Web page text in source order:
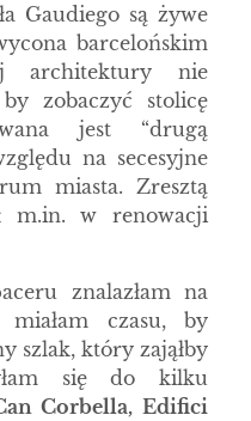
Gaudiego są żywe
barcelońskim
architektury nie
zobaczyć stolicę
jest “drugą
na secesyjne
miasta. Zresztą
m.in. w renowacji
znalazłam na
czasu, by
szlak, który zająłby
się do kilku
Corbella, Edifici